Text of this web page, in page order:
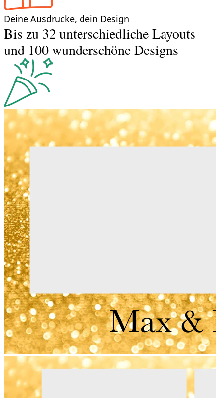
Deine Ausdrucke, dein Design
Bis zu 32 unterschiedliche Layouts
und 100 wunderschöne Designs